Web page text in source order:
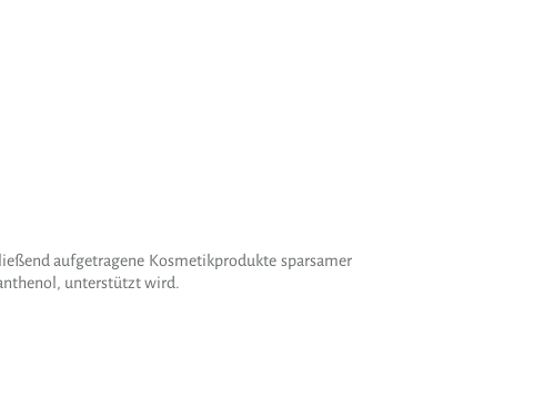
aufgetragene Kosmetikprodukte sparsamer
unterstützt wird.